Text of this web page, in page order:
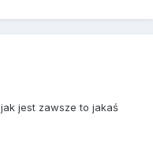
jest zawsze to jakaś